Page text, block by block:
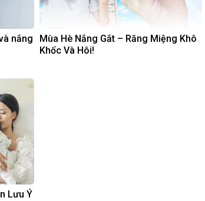
nắng
Mùa Hè Nắng Gắt – Răng Miệng Khô
Khốc Và Hôi!
Lưu Ý